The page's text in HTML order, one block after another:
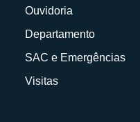
Ouvidoria
Departamento
SAC e Emergências
Visitas